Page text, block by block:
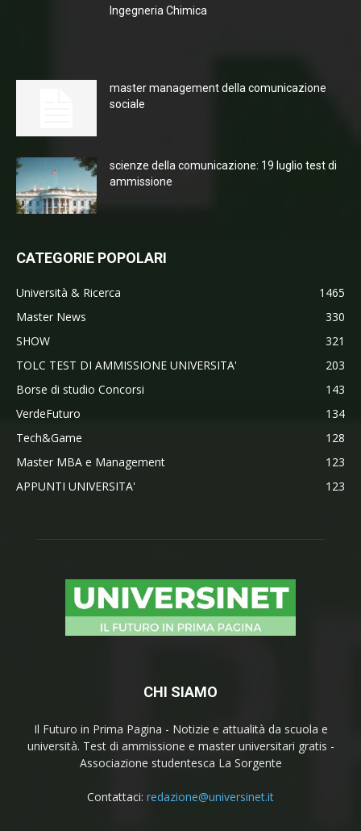
Ingegneria Chimica
master management della comunicazione
sociale
scienze della comunicazione: 19 luglio test di
ammissione
CATEGORIE POPOLARI
Università & Ricerca
1465
Master News
330
SHOW
321
TOLC TEST DI AMMISSIONE UNIVERSITA'
203
Borse di studio Concorsi
143
VerdeFuturo
134
Tech&Game
128
Master MBA e Management
123
APPUNTI UNIVERSITA'
123
CHI SIAMO
Il Futuro in Prima Pagina - Notizie e attualità da scuola e
università. Test di ammissione e master universitari gratis -
Associazione studentesca La Sorgente
Contattaci: redazione@universinet.it